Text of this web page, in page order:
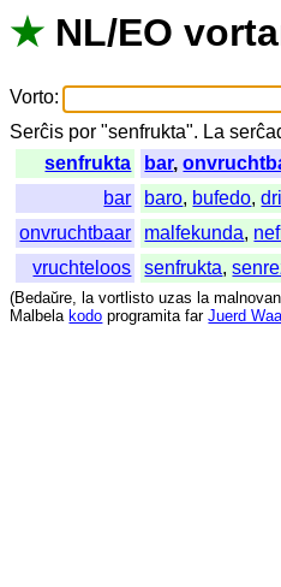
★ NL/EO
Vorto:
Serĉis por "senfrukta". La
senfrukta
bar,
bar
baro, bufedo,
onvruchtbaar
malfekunda,
vruchteloos
senfrukta,
(Bedaŭre, la vortlisto uzas la malnovan
Malbela kodo programita far Juerd